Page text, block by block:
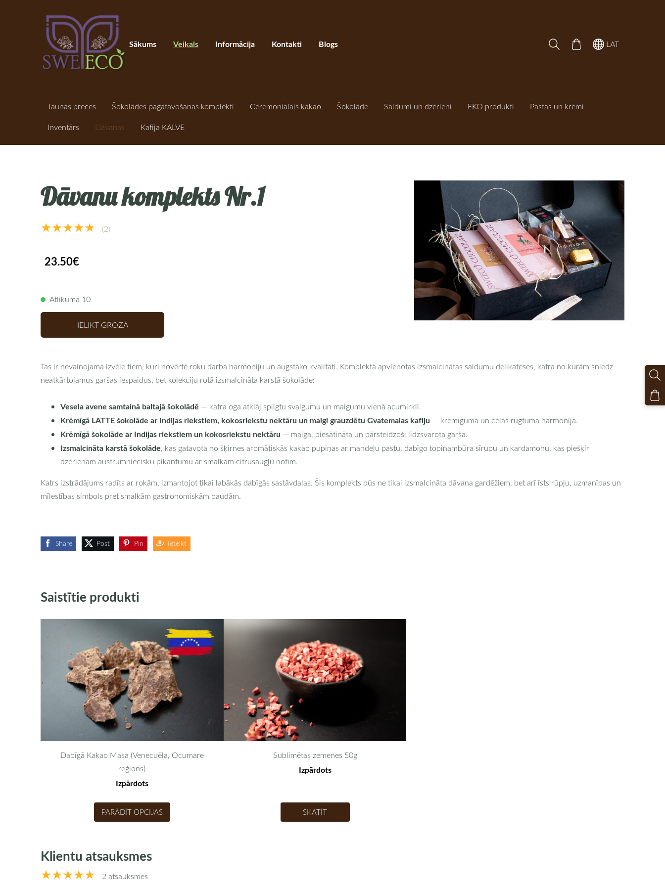
Sākums Veikals Informācija Kontakti Blogs LAT
Jaunas preces Šokolādes pagatavošanas komplekti Ceremoniālais kakao Šokolāde Saldumi un dzērieni EKO produkti
Pastas un krēmi
Inventārs
Dāvanas Kafija KALVE
Dāvanu komplekts Nr.1
★★★★★ (2)
23.50€
Atlikumā 10
IELIKT GROZĀ
Tas ir nevainojama izvēle tiem, kuri novērtē roku darba harmoniju un augstāko kvalitāti. Komplektā apvienotas izsmalcinātas saldumu delikateses, katra no kurām sniedz
neatkārtojamus garšas iespaidus, bet kolekciju rotā izsmalcināta karstā šokolāde:
Vesela avene samtainā baltajā šokolādē — katra oga atklāj spilgtu svaigumu un maigumu vienā acumirklī.
Krēmīgā LATTE šokolāde ar Indijas riekstiem, kokosriekstu nektāru un maigi grauzdētu Gvatemalas kafiju — krēmīguma un cēlās rūgtuma harmonija.
Krēmīgā šokolāde ar Indijas riekstiem un kokosriekstu nektāru — maiga, piesātināta un pārsteidzoši līdzsvarota garša.
Izsmalcināta karstā šokolāde, kas gatavota no šķirnes aromātiskās kakao pupiņas ar mandeļu pastu, dabīgo topinambūra sīrupu un kardamonu, kas piešķir
dzērienam austrumniecisku pikantumu ar smalkām citrusaugļu notīm.
Katrs izstrādājums radīts ar rokām, izmantojot tikai labākās dabīgās sastāvdaļas. Šis komplekts būs ne tikai izsmalcināta dāvana gardēžiem, bet arī īsts rūpju, uzmanības un
mīlestības simbols pret smalkām gastronomiskām baudām.
Share Post Pin Ieteikt
Saistītie produkti
Dabīgā Kakao Masa (Venecuēla, Ocumare
reģions)
Izpārdots
PARĀDĪT OPCIJAS
Sublimētas zemenes 50g
Izpārdots
SKATĪT
Klientu atsauksmes
★★★★★ 2 atsauksmes